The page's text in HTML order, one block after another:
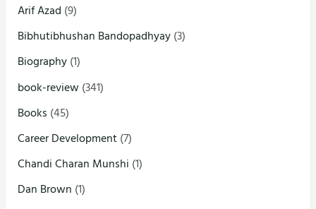
Arif Azad (9)
Bibhutibhushan Bandopadhyay(3)
Biography(1)
book-review(341)
Books (45)
Career Development(7)
Chandi Charan Munshi (1)
Dan Brown (1)